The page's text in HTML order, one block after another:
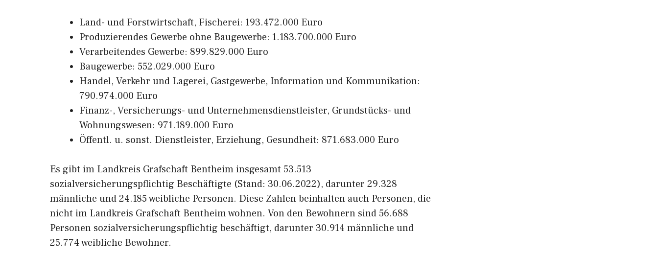
Land- und Forstwirtschaft, Fischerei: 193.472.000 Euro
Produzierendes Gewerbe ohne Baugewerbe: 1.183.700.000 Euro
Verarbeitendes Gewerbe: 899.829.000 Euro
Baugewerbe: 552.029.000 Euro
Handel, Verkehr und Lagerei, Gastgewerbe, Information und Kommunikation:
790.974.000 Euro
Finanz-, Versicherungs- und Unternehmensdienstleister, Grundstücks- und
Wohnungswesen: 971.189.000 Euro
Öffentl. u. sonst. Dienstleister, Erziehung, Gesundheit: 871.683.000 Euro
Es gibt im Landkreis Grafschaft Bentheim insgesamt 53.513
sozialversicherungspflichtig Beschäftigte (Stand: 30.06.2022), darunter 29.328
männliche und 24.185 weibliche Personen. Diese Zahlen beinhalten auch Personen, die
nicht im Landkreis Grafschaft Bentheim wohnen. Von den Bewohnern sind 56.688
Personen sozialversicherungspflichtig beschäftigt, darunter 30.914 männliche und
25.774 weibliche Bewohner.